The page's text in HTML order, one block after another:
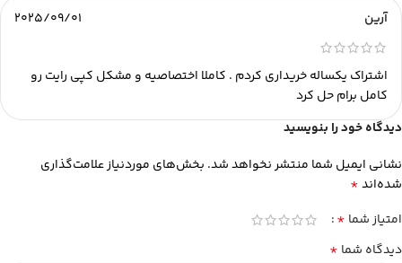
آرین 2025/09/01
اشتراک یکساله خریداری کردم . کاملا اختصاصیه و مشکل کپی رایت رو
کامل برام حل کرد
دیدگاه خود را بنویسید
نشانی ایمیل شما منتشر نخواهد شد. بخش‌های موردنیاز علامت‌گذاری
شده‌اند*
امتیاز شما *
دیدگاه شما *